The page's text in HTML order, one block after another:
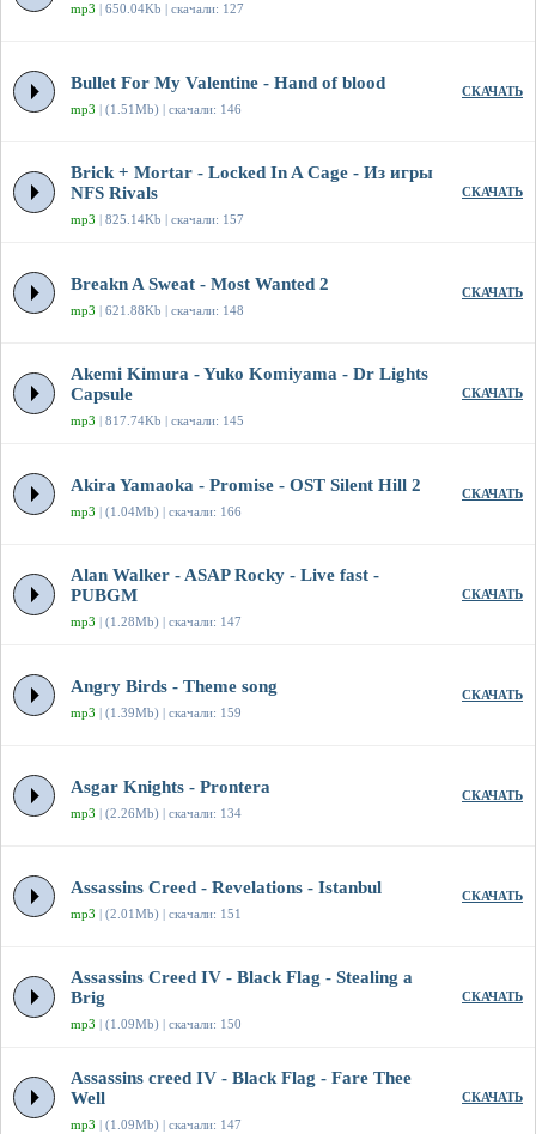
mp3 | 650.04Kb | скачали: 127
Bullet For My Valentine - Hand of blood
mp3 | (1.51Mb) | скачали: 146
СКАЧАТЬ
Brick + Mortar - Locked In A Cage - Из игры
NFS Rivals
mp3 | 825.14Kb | скачали: 157
СКАЧАТЬ
Breakn A Sweat - Most Wanted 2
mp3 | 621.88Kb | скачали: 148
СКАЧАТЬ
Akemi Kimura - Yuko Komiyama - Dr Lights
Capsule
mp3 | 817.74Kb | скачали: 145
СКАЧАТЬ
Akira Yamaoka - Promise - OST Silent Hill 2
mp3 | (1.04Mb) | скачали: 166
СКАЧАТЬ
Alan Walker - ASAP Rocky - Live fast -
PUBGM
mp3 | (1.28Mb) | скачали: 147
СКАЧАТЬ
Angry Birds - Theme song
mp3 | (1.39Mb) | скачали: 159
СКАЧАТЬ
Asgar Knights - Prontera
mp3 | (2.26Mb) | скачали: 134
СКАЧАТЬ
Assassins Creed - Revelations - Istanbul
mp3 | (2.01Mb) | скачали: 151
СКАЧАТЬ
Assassins Creed IV - Black Flag - Stealing a
Brig
mp3 | (1.09Mb) | скачали: 150
СКАЧАТЬ
Assassins creed IV - Black Flag - Fare Thee
Well
mp3 | (1.09Mb) | скачали: 147
СКАЧАТЬ